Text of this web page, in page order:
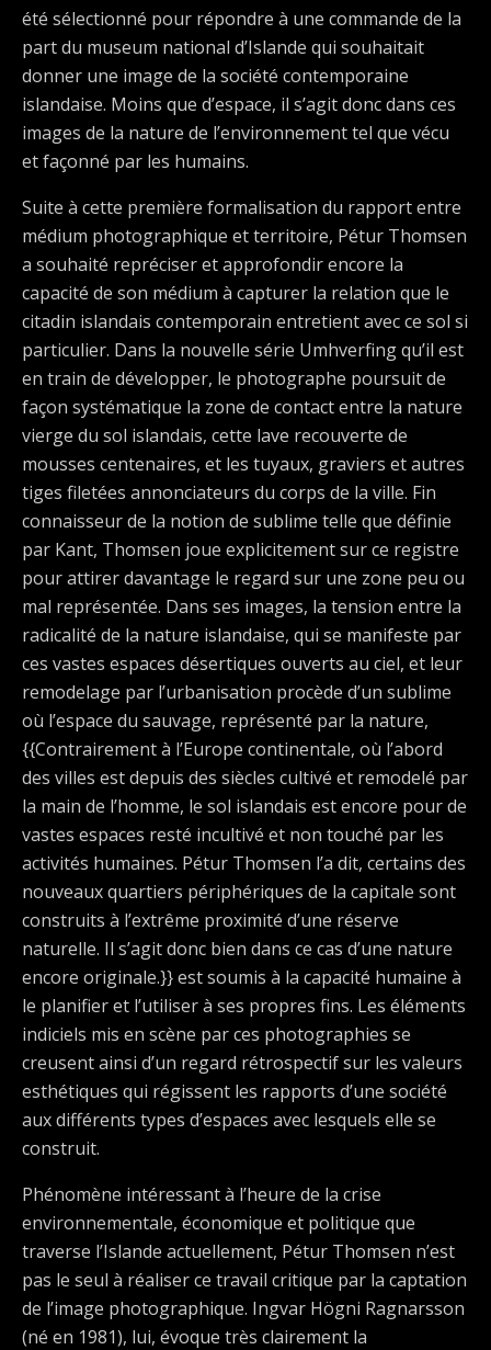
été sélectionné pour répondre à une commande de la
part du museum national d’Islande qui souhaitait
donner une image de la société contemporaine
islandaise. Moins que d’espace, il s’agit donc dans ces
images de la nature de l’environnement tel que vécu
et façonné par les humains.
Suite à cette première formalisation du rapport entre
médium photographique et territoire, Pétur Thomsen
a souhaité repréciser et approfondir encore la
capacité de son médium à capturer la relation que le
citadin islandais contemporain entretient avec ce sol si
particulier. Dans la nouvelle série Umhverfing qu’il est
en train de développer, le photographe poursuit de
façon systématique la zone de contact entre la nature
vierge du sol islandais, cette lave recouverte de
mousses centenaires, et les tuyaux, graviers et autres
tiges filetées annonciateurs du corps de la ville. Fin
connaisseur de la notion de sublime telle que définie
par Kant, Thomsen joue explicitement sur ce registre
pour attirer davantage le regard sur une zone peu ou
mal représentée. Dans ses images, la tension entre la
radicalité de la nature islandaise, qui se manifeste par
ces vastes espaces désertiques ouverts au ciel, et leur
remodelage par l’urbanisation procède d’un sublime
où l’espace du sauvage, représenté par la nature,
{{Contrairement à l’Europe continentale, où l’abord
des villes est depuis des siècles cultivé et remodelé par
la main de l’homme, le sol islandais est encore pour de
vastes espaces resté incultivé et non touché par les
activités humaines. Pétur Thomsen l’a dit, certains des
nouveaux quartiers périphériques de la capitale sont
construits à l’extrême proximité d’une réserve
naturelle. Il s’agit donc bien dans ce cas d’une nature
encore originale.}} est soumis à la capacité humaine à
le planifier et l’utiliser à ses propres fins. Les éléments
indiciels mis en scène par ces photographies se
creusent ainsi d’un regard rétrospectif sur les valeurs
esthétiques qui régissent les rapports d’une société
aux différents types d’espaces avec lesquels elle se
construit.
Phénomène intéressant à l’heure de la crise
environnementale, économique et politique que
traverse l’Islande actuellement, Pétur Thomsen n’est
pas le seul à réaliser ce travail critique par la captation
de l’image photographique. Ingvar Högni Ragnarsson
(né en 1981), lui, évoque très clairement la